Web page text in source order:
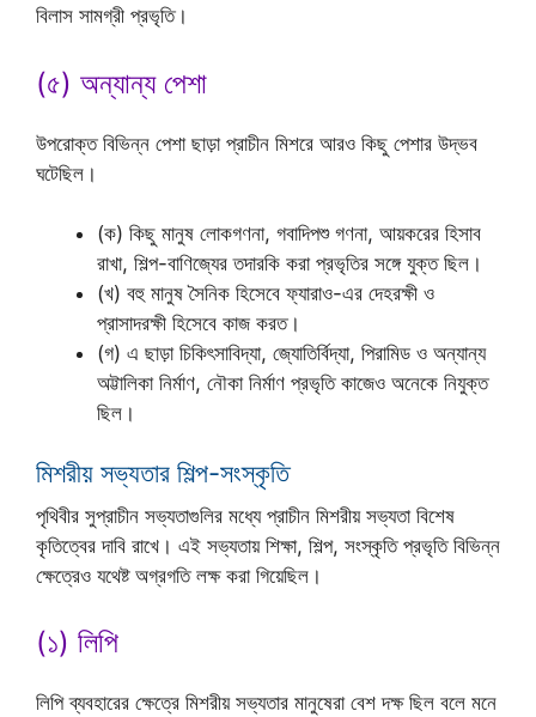
বিলাস সামগ্রী প্রভৃতি।
(৫) অন্যান্য পেশা
উপরোক্ত বিভিন্ন পেশা ছাড়া প্রাচীন মিশরে আরও কিছু পেশার উদ্ভব
ঘটেছিল।
(ক) কিছু মানুষ লোকগণনা, গবাদিপশু গণনা, আয়করের হিসাব
রাখা, শিল্প-বাণিজ্যের তদারকি করা প্রভৃতির সঙ্গে যুক্ত ছিল।
(খ) বহু মানুষ সৈনিক হিসেবে ফ্যারাও-এর দেহরক্ষী ও
প্রাসাদরক্ষী হিসেবে কাজ করত।
(গ) এ ছাড়া চিকিৎসাবিদ্যা, জ্যোতির্বিদ্যা, পিরামিড ও অন্যান্য
অট্টালিকা নির্মাণ, নৌকা নির্মাণ প্রভৃতি কাজেও অনেকে নিযুক্ত
ছিল।
মিশরীয় সভ্যতার শিল্প-সংস্কৃতি
পৃথিবীর সুপ্রাচীন সভ্যতাগুলির মধ্যে প্রাচীন মিশরীয় সভ্যতা বিশেষ
কৃতিত্বের দাবি রাখে। এই সভ্যতায় শিক্ষা, শিল্প, সংস্কৃতি প্রভৃতি বিভিন্ন
ক্ষেত্রেও যথেষ্ট অগ্রগতি লক্ষ করা গিয়েছিল।
(১) লিপি
লিপি ব্যবহারের ক্ষেত্রে মিশরীয় সভ্যতার মানুষেরা বেশ দক্ষ ছিল বলে মনে